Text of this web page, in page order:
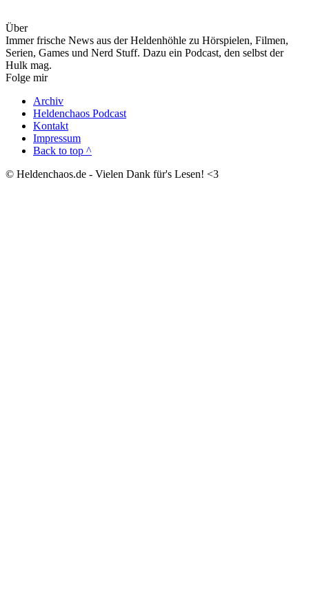
Über
Immer frische News aus der Heldenhöhle zu Hörspielen, Filmen,
Serien, Games und Nerd Stuff. Dazu ein Podcast, den selbst der
Hulk mag.
Folge mir
Archiv
Heldenchaos Podcast
Kontakt
Impressum
Back to top ^
© Heldenchaos.de - Vielen Dank für's Lesen! <3